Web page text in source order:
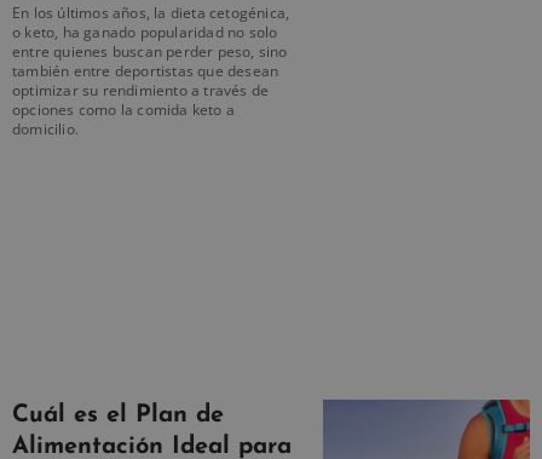
En los últimos años, la dieta cetogénica,
o keto, ha ganado popularidad no solo
entre quienes buscan perder peso, sino
también entre deportistas que desean
optimizar su rendimiento a través de
opciones como la comida keto a
domicilio.
Cuál es el Plan de
Alimentación Ideal para